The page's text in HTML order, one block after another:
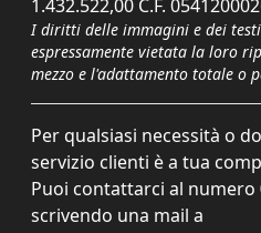
1.432.522,00 C.F.
I diritti delle immagini e dei
espressamente vietata la loro
mezzo e l'adattamento totale o
Per qualsiasi necessità o
servizio clienti è a tua
Puoi contattarci al numero
scrivendo una mail a